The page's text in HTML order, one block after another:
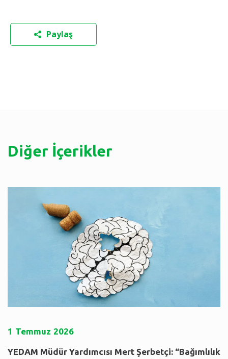
Paylaş
Diğer İçerikler
1 Temmuz 2026
YEDAM Müdür Yardımcısı Mert Şerbetçi: “Bağımlılık